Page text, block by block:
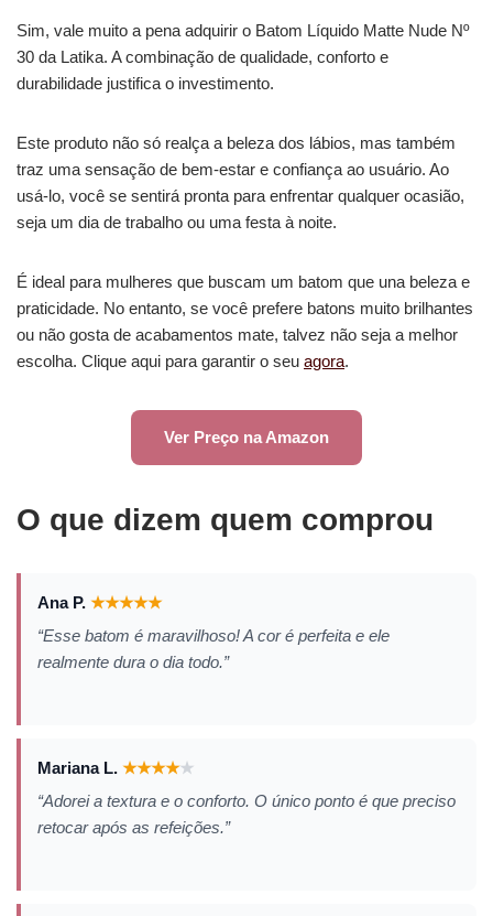
Sim, vale muito a pena adquirir o Batom Líquido Matte Nude Nº
30 da Latika. A combinação de qualidade, conforto e
durabilidade justifica o investimento.
Este produto não só realça a beleza dos lábios, mas também
traz uma sensação de bem-estar e confiança ao usuário. Ao
usá-lo, você se sentirá pronta para enfrentar qualquer ocasião,
seja um dia de trabalho ou uma festa à noite.
É ideal para mulheres que buscam um batom que una beleza e
praticidade. No entanto, se você prefere batons muito brilhantes
ou não gosta de acabamentos mate, talvez não seja a melhor
escolha. Clique aqui para garantir o seu agora.
Ver Preço na Amazon
O que dizem quem comprou
Ana P. ★★★★★
“Esse batom é maravilhoso! A cor é perfeita e ele
realmente dura o dia todo.”
Mariana L. ★★★★★
“Adorei a textura e o conforto. O único ponto é que preciso
retocar após as refeições.”